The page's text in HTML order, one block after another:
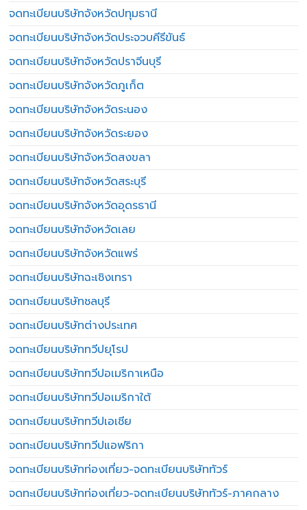
จดทะเบียนบริษัทจังหวัดปทุมธานี
จดทะเบียนบริษัทจังหวัดประจวบคีรีขันธ์
จดทะเบียนบริษัทจังหวัดปราจีนบุรี
จดทะเบียนบริษัทจังหวัดภูเก็ต
จดทะเบียนบริษัทจังหวัดระนอง
จดทะเบียนบริษัทจังหวัดระยอง
จดทะเบียนบริษัทจังหวัดสงขลา
จดทะเบียนบริษัทจังหวัดสระบุรี
จดทะเบียนบริษัทจังหวัดอุดรธานี
จดทะเบียนบริษัทจังหวัดเลย
จดทะเบียนบริษัทจังหวัดแพร่
จดทะเบียนบริษัทฉะเชิงเทรา
จดทะเบียนบริษัทชลบุรี
จดทะเบียนบริษัทต่างประเทศ
จดทะเบียนบริษัททวีปยุโรป
จดทะเบียนบริษัททวีปอเมริกาเหนือ
จดทะเบียนบริษัททวีปอเมริกาใต้
จดทะเบียนบริษัททวีปเอเชีย
จดทะเบียนบริษัททวีปแอฟริกา
จดทะเบียนบริษัทท่องเที่ยว-จดทะเบียนบริษัททัวร์
จดทะเบียนบริษัทท่องเที่ยว-จดทะเบียนบริษัททัวร์-ภาคกลาง